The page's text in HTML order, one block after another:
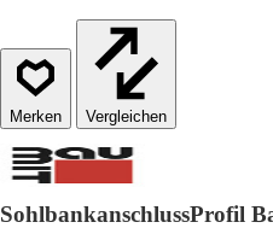
Vergleichen
SohlbankanschlussProfil